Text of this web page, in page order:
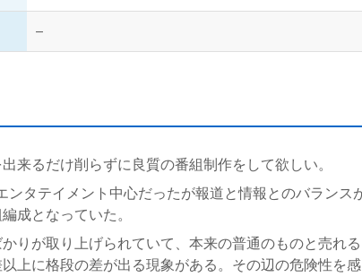
–
来るだけ削らずに良質の番組制作をして欲しい。
タテイメント中心だったが報道と情報とのバランス
成となっていた。
りが取り上げられていて、本来の普通のものと売れ
上に格段の差が出る現象がある。その辺の危険性を